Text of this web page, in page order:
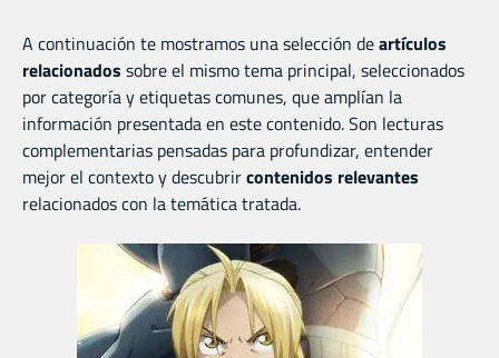
A continuación te mostramos una selección deartículos
relacionados sobre el mismo tema principal, seleccionados
por categoría y etiquetas comunes, que amplían la
información presentada en este contenido. Son lecturas
complementarias pensadas para profundizar, entender
mejor el contexto y descubrircontenidos relevantes
relacionados con la temática tratada.